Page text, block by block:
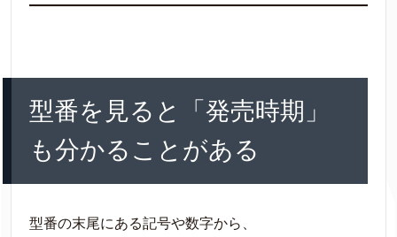
型番を見ると「発売時期」
も分かることがある
型番の末尾にある記号や数字から、